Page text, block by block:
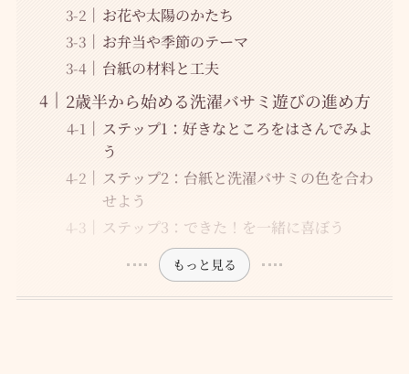
お花や太陽のかたち
お弁当や季節のテーマ
台紙の材料と工夫
2歳半から始める洗濯バサミ遊びの進め方
ステップ1：好きなところをはさんでみよ
う
ステップ2：台紙と洗濯バサミの色を合わ
せよう
ステップ3：できた！を一緒に喜ぼう
もっと見る